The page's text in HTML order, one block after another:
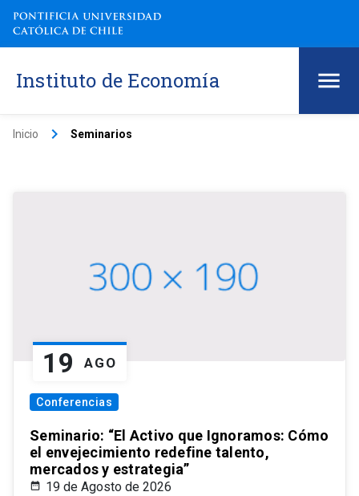
Instituto de Economía
Inicio keyboard_arrow_right Seminarios
19 AGO
Conferencias
Seminario: “El Activo que Ignoramos: Cómo
el envejecimiento redefine talento,
mercados y estrategia”
19 de Agosto de 2026